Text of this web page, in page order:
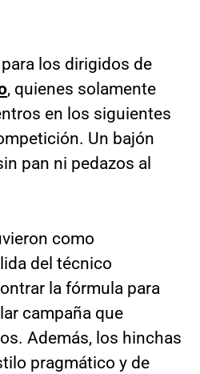
los dirigidos de
, quienes solamente
en los siguientes
Un bajón
pan ni pedazos al
como
del técnico
la fórmula para
campaña que
Además, los hinchas
pragmático y de